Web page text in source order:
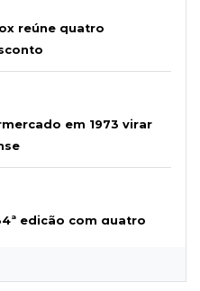
reúne quatro
em 1973 virar
edição com quatro